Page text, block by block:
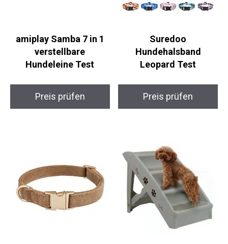
amiplay Samba 7 in 1
verstellbare
Hundeleine Test
Preis prüfen
Suredoo
Hundehalsband
Leopard Test
Preis prüfen